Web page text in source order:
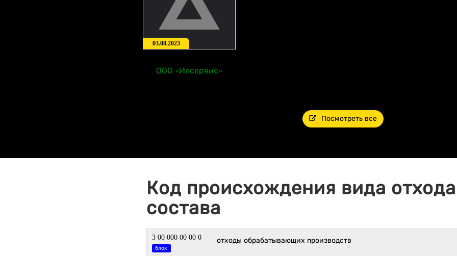
03.08.2023
ООО «Илсервис»
Посмотреть все
Код происхождения вида
состава
3 00 000 00 00 0
блок
отходы обрабатывающих производств